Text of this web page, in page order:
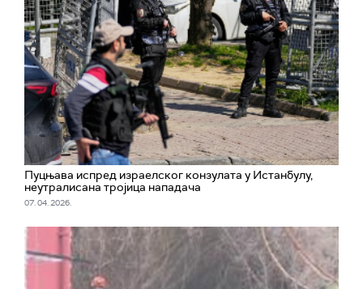
Пуцњава испред израелског конзулата у Истанбулу,
неутралисана тројица нападача
07. 04. 2026.